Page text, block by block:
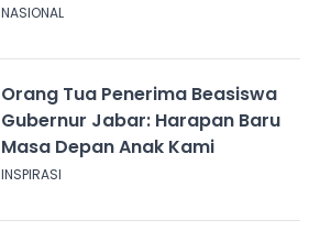
NASIONAL
Orang Tua Penerima Beasiswa
Gubernur Jabar: Harapan Baru
Masa Depan Anak Kami
INSPIRASI